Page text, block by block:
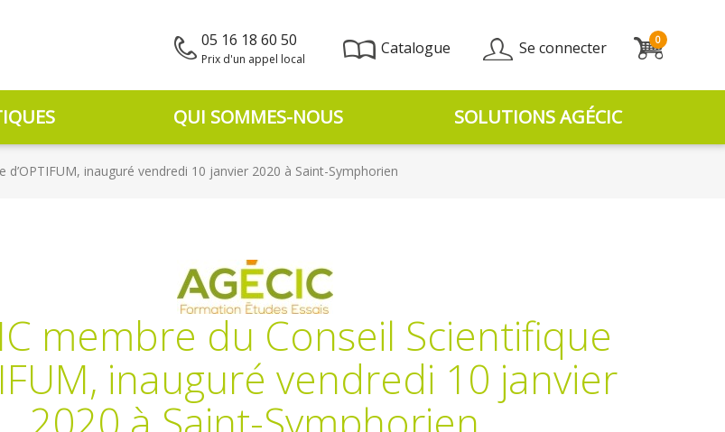
05 16 18 60 50
Prix d'un appel local
Catalogue Se connecter 0
QUI SOMMES-NOUS SOLUTIONS AGÉCIC
d’OPTIFUM, inauguré vendredi 10 janvier 2020 à Saint-Symphorien
membre du Conseil Scientifique
inauguré vendredi 10 janvier